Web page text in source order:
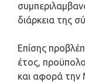
διάρκεια της
Επίσης
έτος,
και αφορά